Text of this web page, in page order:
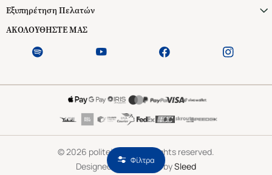
Φίλτρα
Εξυπηρέτηση Πελατών
ΑΚΟΛΟΥΘΗΣΤΕ ΜΑΣ
© 2026 politeianet.gr All rights reserved.
Designed & Developed bySleed